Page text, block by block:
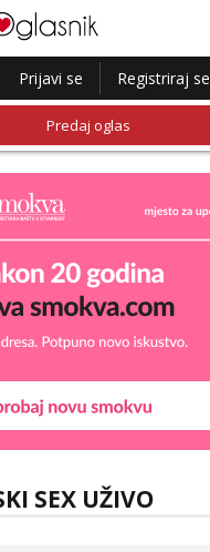
Prijavi se Registriraj se
Predaj oglas
SEX UŽIVO
Liliana
Čekam tvoj poziv!
tel:0,93€ - mob:1,12€ min